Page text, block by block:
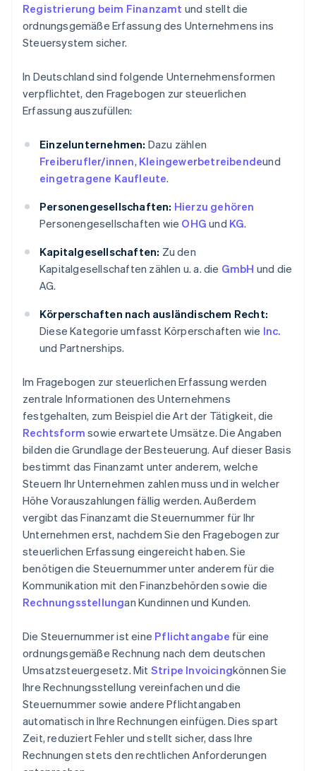
Registrierung beim Finanzamt und stellt die
ordnungsgemäße Erfassung des Unternehmens ins
Steuersystem sicher.
In Deutschland sind folgende Unternehmensformen
verpflichtet, den Fragebogen zur steuerlichen
Erfassung auszufüllen:
Einzelunternehmen: Dazu zählen
Freiberufler/innen, Kleingewerbetreibendeund
eingetragene Kaufleute.
Personengesellschaften: Hierzu gehören
Personengesellschaften wie OHG und KG.
Kapitalgesellschaften: Zu den
Kapitalgesellschaften zählen u. a. die GmbH und die
AG.
Körperschaften nach ausländischem Recht:
Diese Kategorie umfasst Körperschaften wie Inc.
und Partnerships.
Im Fragebogen zur steuerlichen Erfassung werden
zentrale Informationen des Unternehmens
festgehalten, zum Beispiel die Art der Tätigkeit, die
Rechtsform sowie erwartete Umsätze. Die Angaben
bilden die Grundlage der Besteuerung. Auf dieser Basis
bestimmt das Finanzamt unter anderem, welche
Steuern Ihr Unternehmen zahlen muss und in welcher
Höhe Vorauszahlungen fällig werden. Außerdem
vergibt das Finanzamt die Steuernummer für Ihr
Unternehmen erst, nachdem Sie den Fragebogen zur
steuerlichen Erfassung eingereicht haben. Sie
benötigen die Steuernummer unter anderem für die
Kommunikation mit den Finanzbehörden sowie die
Rechnungsstellungan Kundinnen und Kunden.
Die Steuernummer ist eine Pflichtangabe für eine
ordnungsgemäße Rechnung nach dem deutschen
Umsatzsteuergesetz. Mit Stripe Invoicingkönnen Sie
Ihre Rechnungsstellung vereinfachen und die
Steuernummer sowie andere Pflichtangaben
automatisch in Ihre Rechnungen einfügen. Dies spart
Zeit, reduziert Fehler und stellt sicher, dass Ihre
Rechnungen stets den rechtlichen Anforderungen